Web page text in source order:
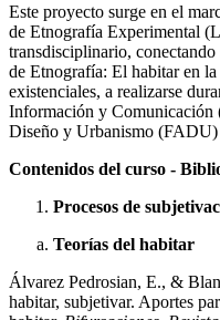
Este proyecto surge en el
de Etnografía Experimental
transdisciplinario,
de Etnografía: El habitar en
existenciales, a realizarse
Información y Comunicación
Diseño y Urbanismo (FADU)
Contenidos del curso -
Procesos de
Teorías del habitar
Álvarez Pedrosian, E., &
habitar, subjetivar. Aportes